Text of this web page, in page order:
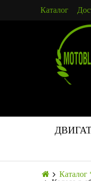
Каталог
Каталог